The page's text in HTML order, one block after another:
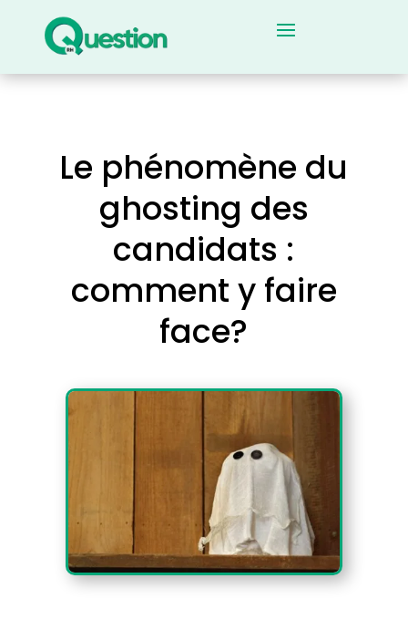
Le phénomène du
ghosting des
candidats :
comment y faire
face?